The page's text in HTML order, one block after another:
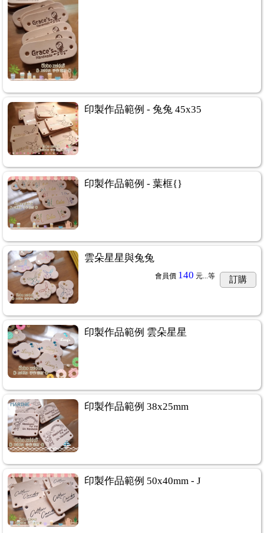
印製作品範例 - 兔兔 45x35
印製作品範例 - 葉框{}
雲朵星星與兔兔
會員價 140 元... 等 訂購
印製作品範例 雲朵星星
印製作品範例 38x25mm
印製作品範例 50x40mm - J